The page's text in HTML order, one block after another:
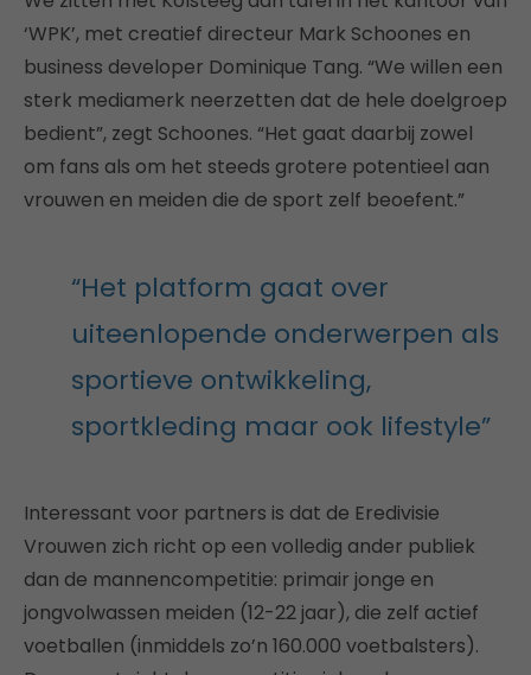
‘WPK’, met creatief directeur Mark Schoones en
business developer Dominique Tang. “We willen een
sterk mediamerk neerzetten dat de hele doelgroep
bedient”, zegt Schoones. “Het gaat daarbij zowel
om fans als om het steeds grotere potentieel aan
vrouwen en meiden die de sport zelf beoefent.”
“Het platform gaat over
uiteenlopende onderwerpen als
sportieve ontwikkeling,
sportkleding maar ook lifestyle”
Interessant voor partners is dat de Eredivisie
Vrouwen zich richt op een volledig ander publiek
dan de mannencompetitie: primair jonge en
jongvolwassen meiden (12-22 jaar), die zelf actief
voetballen (inmiddels zo’n 160.000 voetbalsters).